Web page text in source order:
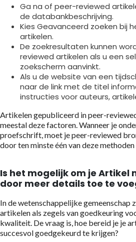
Ga na of peer-reviewed
de databankbeschrijving.
Kies Geavanceerd zoeken bij
artikelen.
De zoekresultaten kunnen
reviewed artikelen als u een
zoekscherm aanvinkt.
Als u de website van een
naar de link met de titel
instructies voor auteurs,
Artikelen gepubliceerd in peer-
meestal deze factoren. Wanneer je
proefschrift, moet je peer-reviewed
door ten minste één van deze
Is het mogelijk om je Artikel
door meer details toe te
In de wetenschappelijke gemeenschap
artikelen als zegels van goedkeuring
kwaliteit. De vraag is, hoe bereid je je
succesvol goedgekeurd te krijgen?